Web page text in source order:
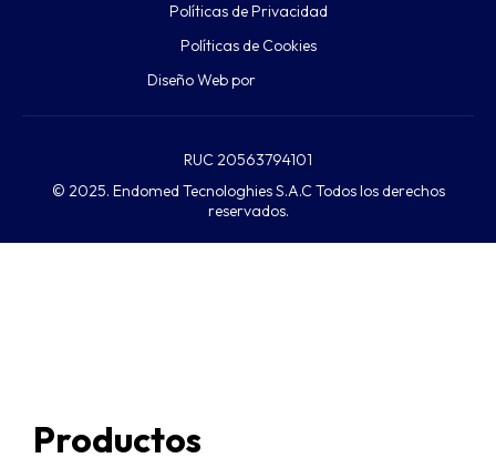
Políticas de Privacidad
Políticas de Cookies
Diseño Web por
RUC 20563794101
© 2025. Endomed Tecnologhies S.A.C Todos los derechos
reservados.
Productos